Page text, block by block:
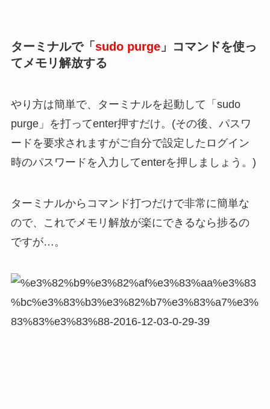
ターミナルで「sudo purge」コマンドを使っ
てメモリ解放する
やり方は簡単で、ターミナルを起動して「sudo
purge」を打ってenter押すだけ。(その後、パスワ
ードを要求されますがご自分で設定したログイン
時のパスワードを入力してenterを押しましょう。)
ターミナルからコマンド打つだけで非常に簡単な
ので、これでメモリ解放が楽にできるなら捗るの
ですが…。